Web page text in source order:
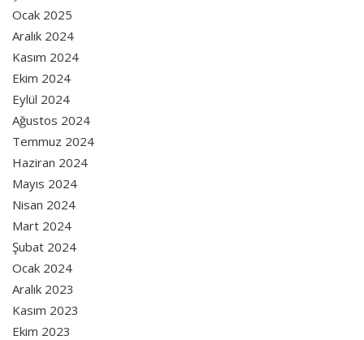
Ocak 2025
Aralık 2024
Kasım 2024
Ekim 2024
Eylül 2024
Ağustos 2024
Temmuz 2024
Haziran 2024
Mayıs 2024
Nisan 2024
Mart 2024
Şubat 2024
Ocak 2024
Aralık 2023
Kasım 2023
Ekim 2023